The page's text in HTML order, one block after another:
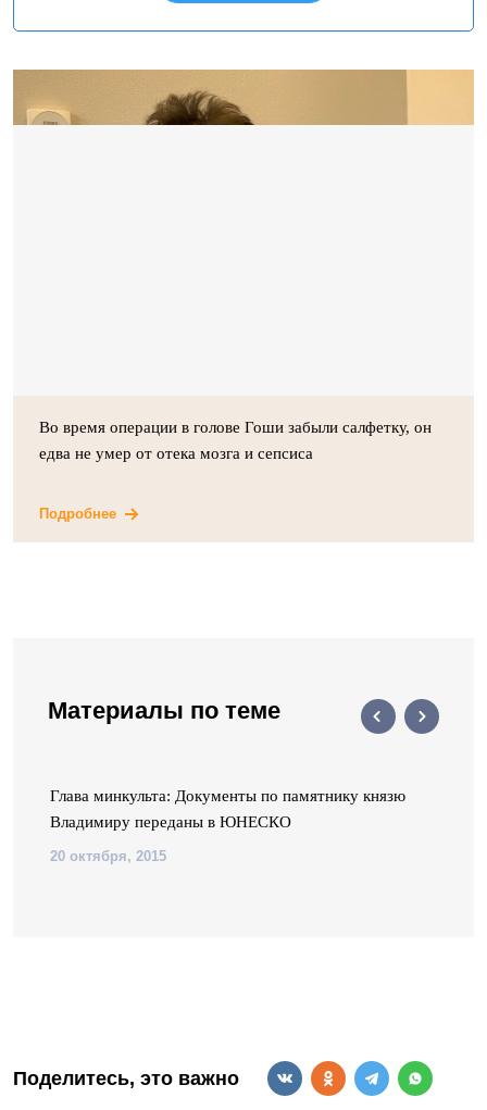
Во время операции в голове Гоши забыли салфетку, он
едва не умер от отека мозга и сепсиса
Подробнее
Материалы по теме
Глава минкульта: Документы по памятнику князю
Владимиру переданы в ЮНЕСКО
20 октября, 2015
Поделитесь, это важно